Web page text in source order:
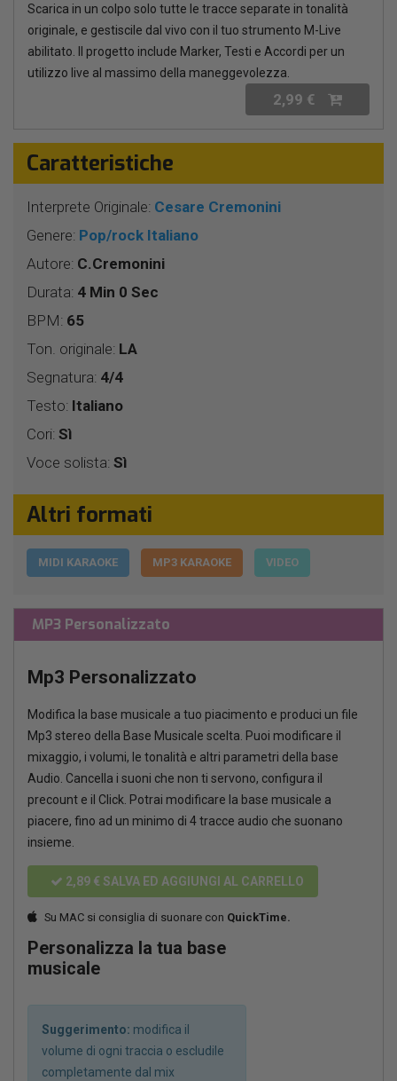
Scarica in un colpo solo tutte le tracce separate in tonalità
originale, e gestiscile dal vivo con il tuo strumento M-Live
abilitato. Il progetto include Marker, Testi e Accordi per un
utilizzo live al massimo della maneggevolezza.
2,99 €
Caratteristiche
Interprete Originale: Cesare Cremonini
Genere: Pop/rock Italiano
Autore: C.Cremonini
Durata: 4 Min 0 Sec
BPM: 65
Ton. originale: LA
Segnatura: 4/4
Testo: Italiano
Cori: Sì
Voce solista: Sì
Altri formati
MIDI KARAOKE MP3 KARAOKE VIDEO
MP3 Personalizzato
Mp3 Personalizzato
Modifica la base musicale a tuo piacimento e produci un file
Mp3 stereo della Base Musicale scelta. Puoi modificare il
mixaggio, i volumi, le tonalità e altri parametri della base
Audio. Cancella i suoni che non ti servono, configura il
precount e il Click. Potrai modificare la base musicale a
piacere, fino ad un minimo di 4 tracce audio che suonano
insieme.
2,89 € SALVA ED AGGIUNGI AL CARRELLO
Su MAC si consiglia di suonare con QuickTime.
Personalizza la tua base
musicale
Suggerimento: modifica il
volume di ogni traccia o escludile
completamente dal mix